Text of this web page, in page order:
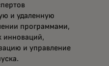
и удаленную
программами,
инноваций,
и управление